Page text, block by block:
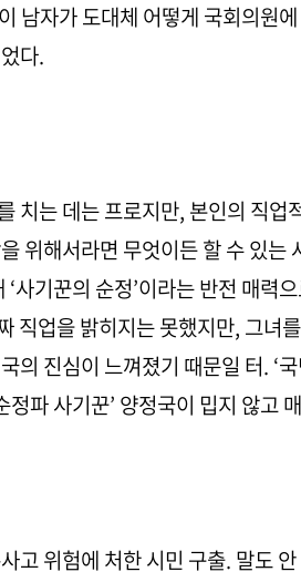
남자가 도대체 어떻게 국회의원
다.
치는 데는 프로지만, 본인의 직업
위해서라면 무엇이든 할 수 있는
사기꾼의 순정’이라는 반전 매력
직업을 밝히지는 못했지만, 그녀
의 진심이 느껴졌기 때문일 터. ‘
정파 사기꾼’ 양정국이 밉지 않고
고 위험에 처한 시민 구출. 말도